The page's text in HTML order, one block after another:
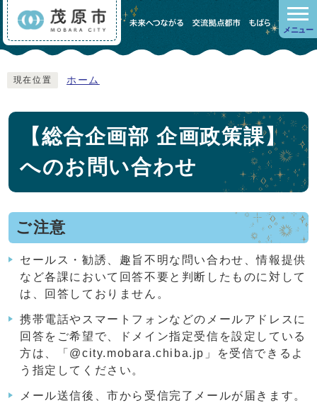
メニュー
現在位置 ホーム
【総合企画部 企画政策課】
へのお問い合わせ
ご注意
セールス・勧誘、趣旨不明な問い合わせ、情報提供
など各課において回答不要と判断したものに対して
は、回答しておりません。
携帯電話やスマートフォンなどのメールアドレスに
回答をご希望で、ドメイン指定受信を設定している
方は、「@city.mobara.chiba.jp」を受信できるよ
う指定してください。
メール送信後、市から受信完了メールが届きます。